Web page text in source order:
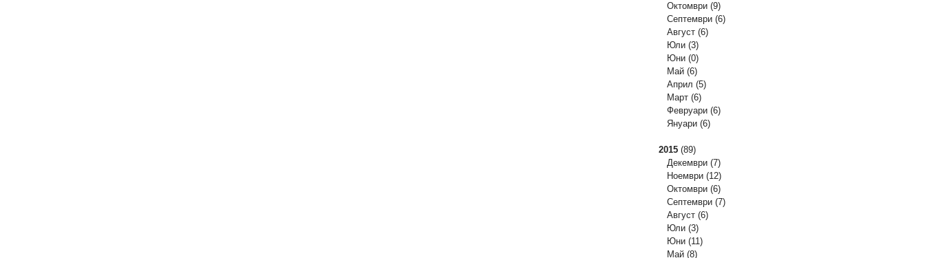
Октомври (9)
Септември (6)
Август (6)
Юли (3)
Юни (0)
Май (6)
Април (5)
Март (6)
Февруари (6)
Януари (6)
2015 (89)
Декември (7)
Ноември (12)
Октомври (6)
Септември (7)
Август (6)
Юли (3)
Юни (11)
Май (8)